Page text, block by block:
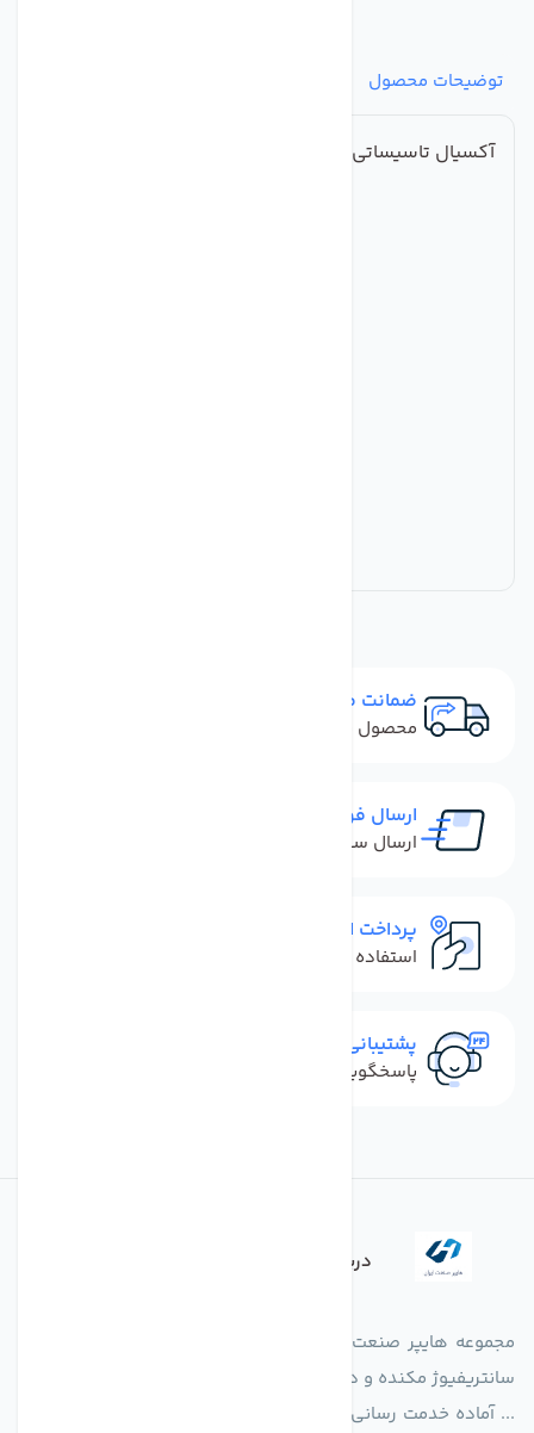
توضیحات محصول
آکسیال تاسیساتی
ضمانت مرجوعی
محصول نباید آسیب دیده باشد
ارسال فوری
ارسال سفارش در کمترین زمان ممکن
پرداخت امن
استفاده از روش‌های پرداخت امن
پشتیبانی سریع
پاسخگویی سریع به تماس‌ها و پیام‌ها
درباره فروشگاه
مجموعه هایپر صنعت ایران در امر تولید و واردات انواع فن های
سانتریفیوژ مکنده و دمنده آکسیال، سقفی، بین کانالی، مرغداری و
... آماده خدمت رسانی به شرکت های تولیدی، صنعتی و ساختمانی